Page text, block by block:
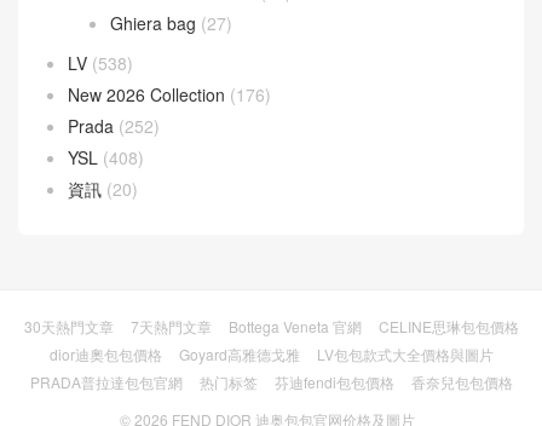
Puzzle 手袋
(35)
loropiana(304)
Bale bag
Extra Bag L27
Extra Pocket L19
New 2026 Collection
(176)
Prada(252)
YSL(408)
(20)